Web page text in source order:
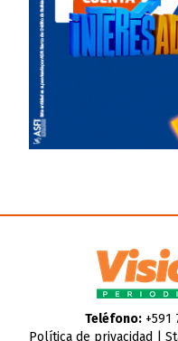
Teléfono:+591
Política de privacidad